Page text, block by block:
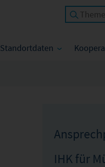
Standortdaten
IHK für